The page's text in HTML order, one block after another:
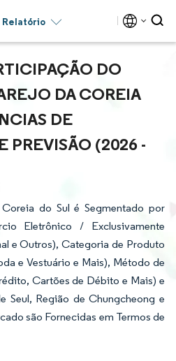
DO
DA COREIA
DE
PREVISÃO (2026 -
do Sul é Segmentado por
Eletrônico / Exclusivamente
e Outros), Categoria de Produto
e Vestuário e Mais), Método de
Cartões de Débito e Mais) e
Seul, Região de Chungcheong e
são Fornecidas em Termos de